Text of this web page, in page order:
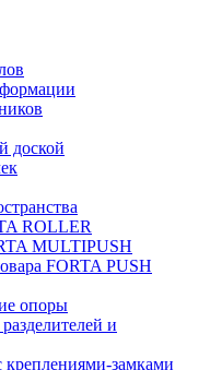
доской
ROLLER
MULTIPUSH
FORTA PUSH
опоры
и
креплениями-замками